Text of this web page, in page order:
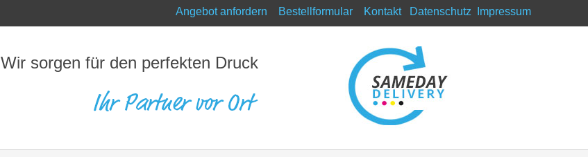
Angebot anfordern Bestellformular Kontakt Datenschutz Impressum
Wir sorgen für den perfekten Druck